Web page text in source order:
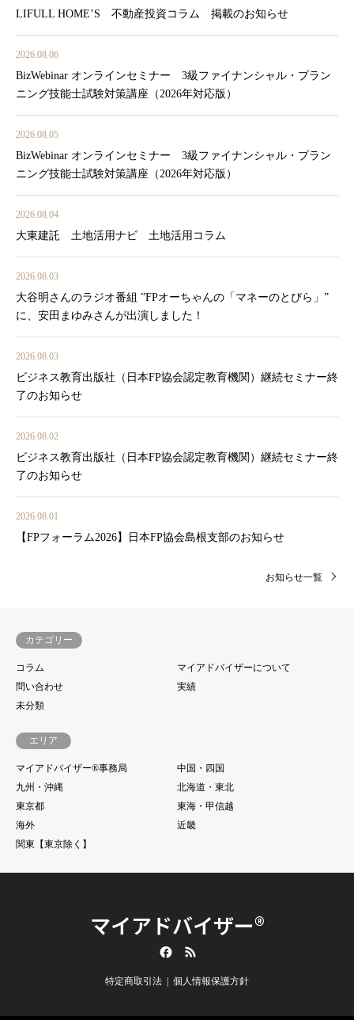
LIFULL HOME’S 不動産投資コラム 掲載のお知らせ
2026.08.06
BizWebinar オンラインセミナー 3級ファイナンシャル・プラン
ニング技能士試験対策講座（2026年対応版）
2026.08.05
BizWebinar オンラインセミナー 3級ファイナンシャル・プラン
ニング技能士試験対策講座（2026年対応版）
2026.08.04
大東建託 土地活用ナビ 土地活用コラム
2026.08.03
大谷明さんのラジオ番組 ”FPオーちゃんの「マネーのとびら」”
に、安田まゆみさんが出演しました！
2026.08.03
ビジネス教育出版社（日本FP協会認定教育機関）継続セミナー終
了のお知らせ
2026.08.02
ビジネス教育出版社（日本FP協会認定教育機関）継続セミナー終
了のお知らせ
2026.08.01
【FPフォーラム2026】日本FP協会島根支部のお知らせ
お知らせ一覧
カテゴリー
コラム
マイアドバイザーについて
問い合わせ
実績
未分類
エリア
マイアドバイザー®事務局
中国・四国
九州・沖縄
北海道・東北
東京都
東海・甲信越
海外
近畿
関東【東京除く】
マイアドバイザー®
特定商取引法 個人情報保護方針